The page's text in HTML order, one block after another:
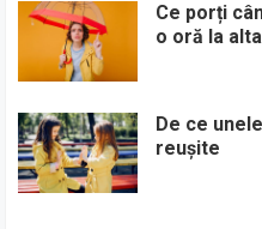
Ce porți
o oră la alta
De ce
reușite